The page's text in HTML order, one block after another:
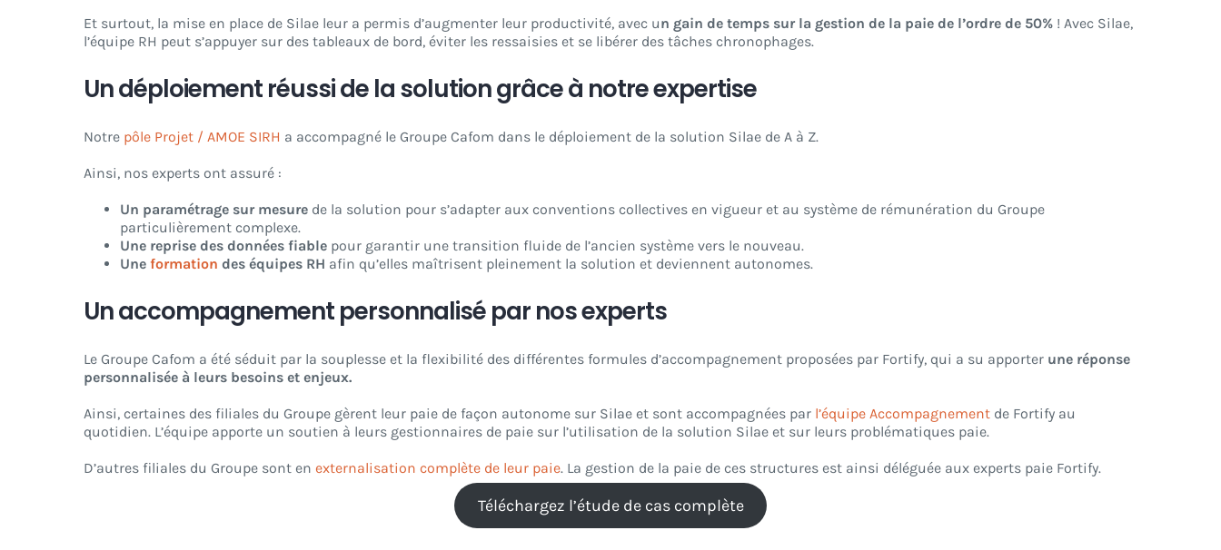
Et surtout, la mise en place de Silae leur a permis d’augmenter leur productivité, avec un gain de temps sur la gestion de la paie de l’ordre de 50% ! Avec Silae,
l’équipe RH peut s’appuyer sur des tableaux de bord, éviter les ressaisies et se libérer des tâches chronophages.
Un déploiement réussi de la solution grâce à notre expertise
Notre pôle Projet / AMOE SIRH a accompagné le Groupe Cafom dans le déploiement de la solution Silae de A à Z.
Ainsi, nos experts ont assuré :
Un paramétrage sur mesure de la solution pour s’adapter aux conventions collectives en vigueur et au système de rémunération du Groupe
particulièrement complexe.
Une reprise des données fiable pour garantir une transition fluide de l’ancien système vers le nouveau.
Une formation des équipes RH afin qu’elles maîtrisent pleinement la solution et deviennent autonomes.
Un accompagnement personnalisé par nos experts
Le Groupe Cafom a été séduit par la souplesse et la flexibilité des différentes formules d’accompagnement proposées par Fortify, qui a su apporter une réponse
personnalisée à leurs besoins et enjeux.
Ainsi, certaines des filiales du Groupe gèrent leur paie de façon autonome sur Silae et sont accompagnées par l’équipe Accompagnement de Fortify au
quotidien. L’équipe apporte un soutien à leurs gestionnaires de paie sur l’utilisation de la solution Silae et sur leurs problématiques paie.
D’autres filiales du Groupe sont en externalisation complète de leur paie. La gestion de la paie de ces structures est ainsi déléguée aux experts paie Fortify.
Téléchargez l’étude de cas complète